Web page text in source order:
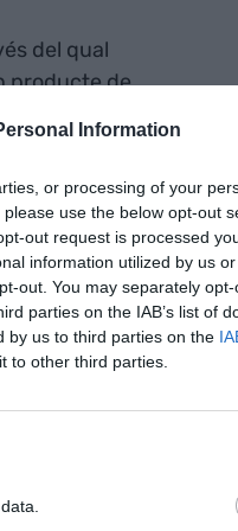
Information
or processing of your
use the below opt-out
out request is processed
information utilized by us
out. You may separately
parties on the IAB’s list of
by us to third parties on the
to other third parties.
del qual
producte de
un format de
de proximitat.